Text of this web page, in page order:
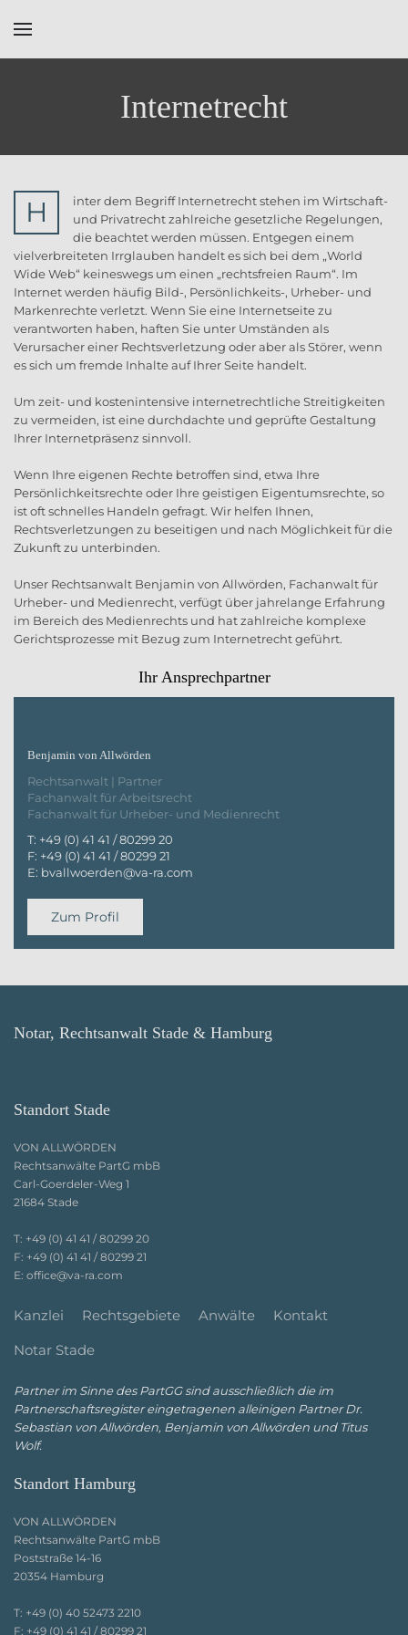
Internetrecht
H
inter dem Begriff Internetrecht stehen im Wirtschaft-
und Privatrecht zahlreiche gesetzliche Regelungen,
die beachtet werden müssen. Entgegen einem
vielverbreiteten Irrglauben handelt es sich bei dem „World
Wide Web“ keineswegs um einen „rechtsfreien Raum“. Im
Internet werden häufig Bild-, Persönlichkeits-, Urheber- und
Markenrechte verletzt. Wenn Sie eine Internetseite zu
verantworten haben, haften Sie unter Umständen als
Verursacher einer Rechtsverletzung oder aber als Störer, wenn
es sich um fremde Inhalte auf Ihrer Seite handelt.
Um zeit- und kostenintensive internetrechtliche Streitigkeiten
zu vermeiden, ist eine durchdachte und geprüfte Gestaltung
Ihrer Internetpräsenz sinnvoll.
Wenn Ihre eigenen Rechte betroffen sind, etwa Ihre
Persönlichkeitsrechte oder Ihre geistigen Eigentumsrechte, so
ist oft schnelles Handeln gefragt. Wir helfen Ihnen,
Rechtsverletzungen zu beseitigen und nach Möglichkeit für die
Zukunft zu unterbinden.
Unser Rechtsanwalt Benjamin von Allwörden, Fachanwalt für
Urheber- und Medienrecht, verfügt über jahrelange Erfahrung
im Bereich des Medienrechts und hat zahlreiche komplexe
Gerichtsprozesse mit Bezug zum Internetrecht geführt.
Ihr Ansprechpartner
Benjamin von Allwörden
Rechtsanwalt | Partner
Fachanwalt für Arbeitsrecht
Fachanwalt für Urheber- und Medienrecht
T: +49 (0) 41 41 / 80299 20
F: +49 (0) 41 41 / 80299 21
E: bvallwoerden@va-ra.com
Zum Profil
Notar, Rechtsanwalt Stade & Hamburg
Standort Stade
VON ALLWÖRDEN
Rechtsanwälte PartG mbB
Carl-Goerdeler-Weg 1
21684 Stade
T: +49 (0) 41 41 / 80299 20
F: +49 (0) 41 41 / 80299 21
E: office@va-ra.com
Kanzlei Rechtsgebiete Anwälte
Kontakt
Notar Stade
Partner im Sinne des PartGG sind ausschließlich die im
Partnerschaftsregister eingetragenen alleinigen Partner Dr.
Sebastian von Allwörden, Benjamin von Allwörden und Titus
Wolf.
Standort Hamburg
VON ALLWÖRDEN
Rechtsanwälte PartG mbB
Poststraße 14-16
20354 Hamburg
T: +49 (0) 40 52473 2210
F: +49 (0) 41 41 / 80299 21